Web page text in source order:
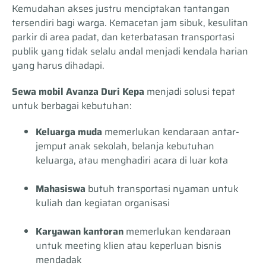
Kemudahan akses justru menciptakan tantangan
tersendiri bagi warga. Kemacetan jam sibuk, kesulitan
parkir di area padat, dan keterbatasan transportasi
publik yang tidak selalu andal menjadi kendala harian
yang harus dihadapi.
Sewa mobil Avanza Duri Kepa menjadi solusi tepat
untuk berbagai kebutuhan:
Keluarga muda memerlukan kendaraan antar-
jemput anak sekolah, belanja kebutuhan
keluarga, atau menghadiri acara di luar kota
Mahasiswa butuh transportasi nyaman untuk
kuliah dan kegiatan organisasi
Karyawan kantoran memerlukan kendaraan
untuk meeting klien atau keperluan bisnis
mendadak